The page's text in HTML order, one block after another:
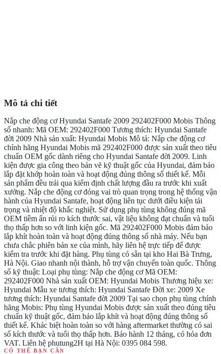
Mô tả chi tiết
Nắp che động cơ Hyundai Santafe 2009 292402F000 Mobis Thông
số nhanh: Mã OEM: 292402F000 Tương thích: Hyundai Santafe
đời 2009 Nhà sản xuất: Hyundai Mobis Mô tả: Nắp che động cơ
chính hãng Hyundai Mobis mã 292402F000 được sản xuất theo tiêu
chuẩn OEM gốc dành riêng cho Hyundai Santafe đời 2009. Linh
kiện được gia công theo bản vẽ kỹ thuật gốc của Hyundai, đảm bảo
lắp đặt khớp hoàn toàn và hoạt động đúng thông số thiết kế. Mỗi
sản phẩm đều trải qua kiểm định chất lượng đầu ra trước khi xuất
xưởng. Nắp che động cơ đóng vai trò quan trọng trong hệ thống vận
hành của Hyundai Santafe, hoạt động liên tục dưới điều kiện tải
trọng và nhiệt độ khắc nghiệt. Sử dụng phụ tùng không đúng mã
OEM tiềm ẩn rủi ro kích thước sai, vật liệu không đạt chuẩn và tuổi
thọ thấp hơn so với linh kiện gốc. Mã 292402F000 Mobis đảm bảo
lắp khít hoàn toàn và hoạt động đúng thông số nhà máy. Nếu bạn
chưa chắc phiên bản xe của mình, hãy liên hệ trực tiếp để được
kiểm tra trước khi đặt hàng. Phụ tùng có sẵn tại kho Hai Bà Trưng,
Hà Nội. Giao nhanh nội thành, hỗ trợ vận chuyển toàn quốc. Thông
số kỹ thuật: Loại phụ tùng: Nắp che động cơ Mã OEM:
292402F000 Nhà sản xuất OEM: Hyundai Mobis Thương hiệu xe:
Hyundai Mẫu xe tương thích: Hyundai Santafe Đời xe: 2009 Xe
tương thích: Hyundai Santafe đời 2009 Tại sao chọn phụ tùng chính
hãng Mobis: Phụ tùng Hyundai Mobis được sản xuất theo đúng tiêu
chuẩn kỹ thuật gốc, đảm bảo lắp khít và hoạt động đúng thông số
thiết kế. Khác biệt hoàn toàn so với hàng aftermarket thường có sai
số kích thước và tuổi thọ thấp hơn. Bảo hành 12 tháng, có hóa đơn
VAT. Liên hệ phutung2H tại Hà Nội: 0395 084 598.
CÓ THỂ BẠN CẦN